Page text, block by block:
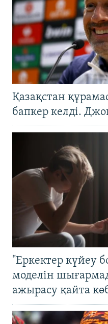
Қазақстан
бапкер келді.
"Еркектер күйеу
моделін
ажырасу қайта